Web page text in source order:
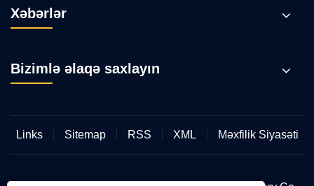
Xəbərlər
Bizimlə əlaqə saxlayın
Links Sitemap RSS XML Məxfilik Siyasəti